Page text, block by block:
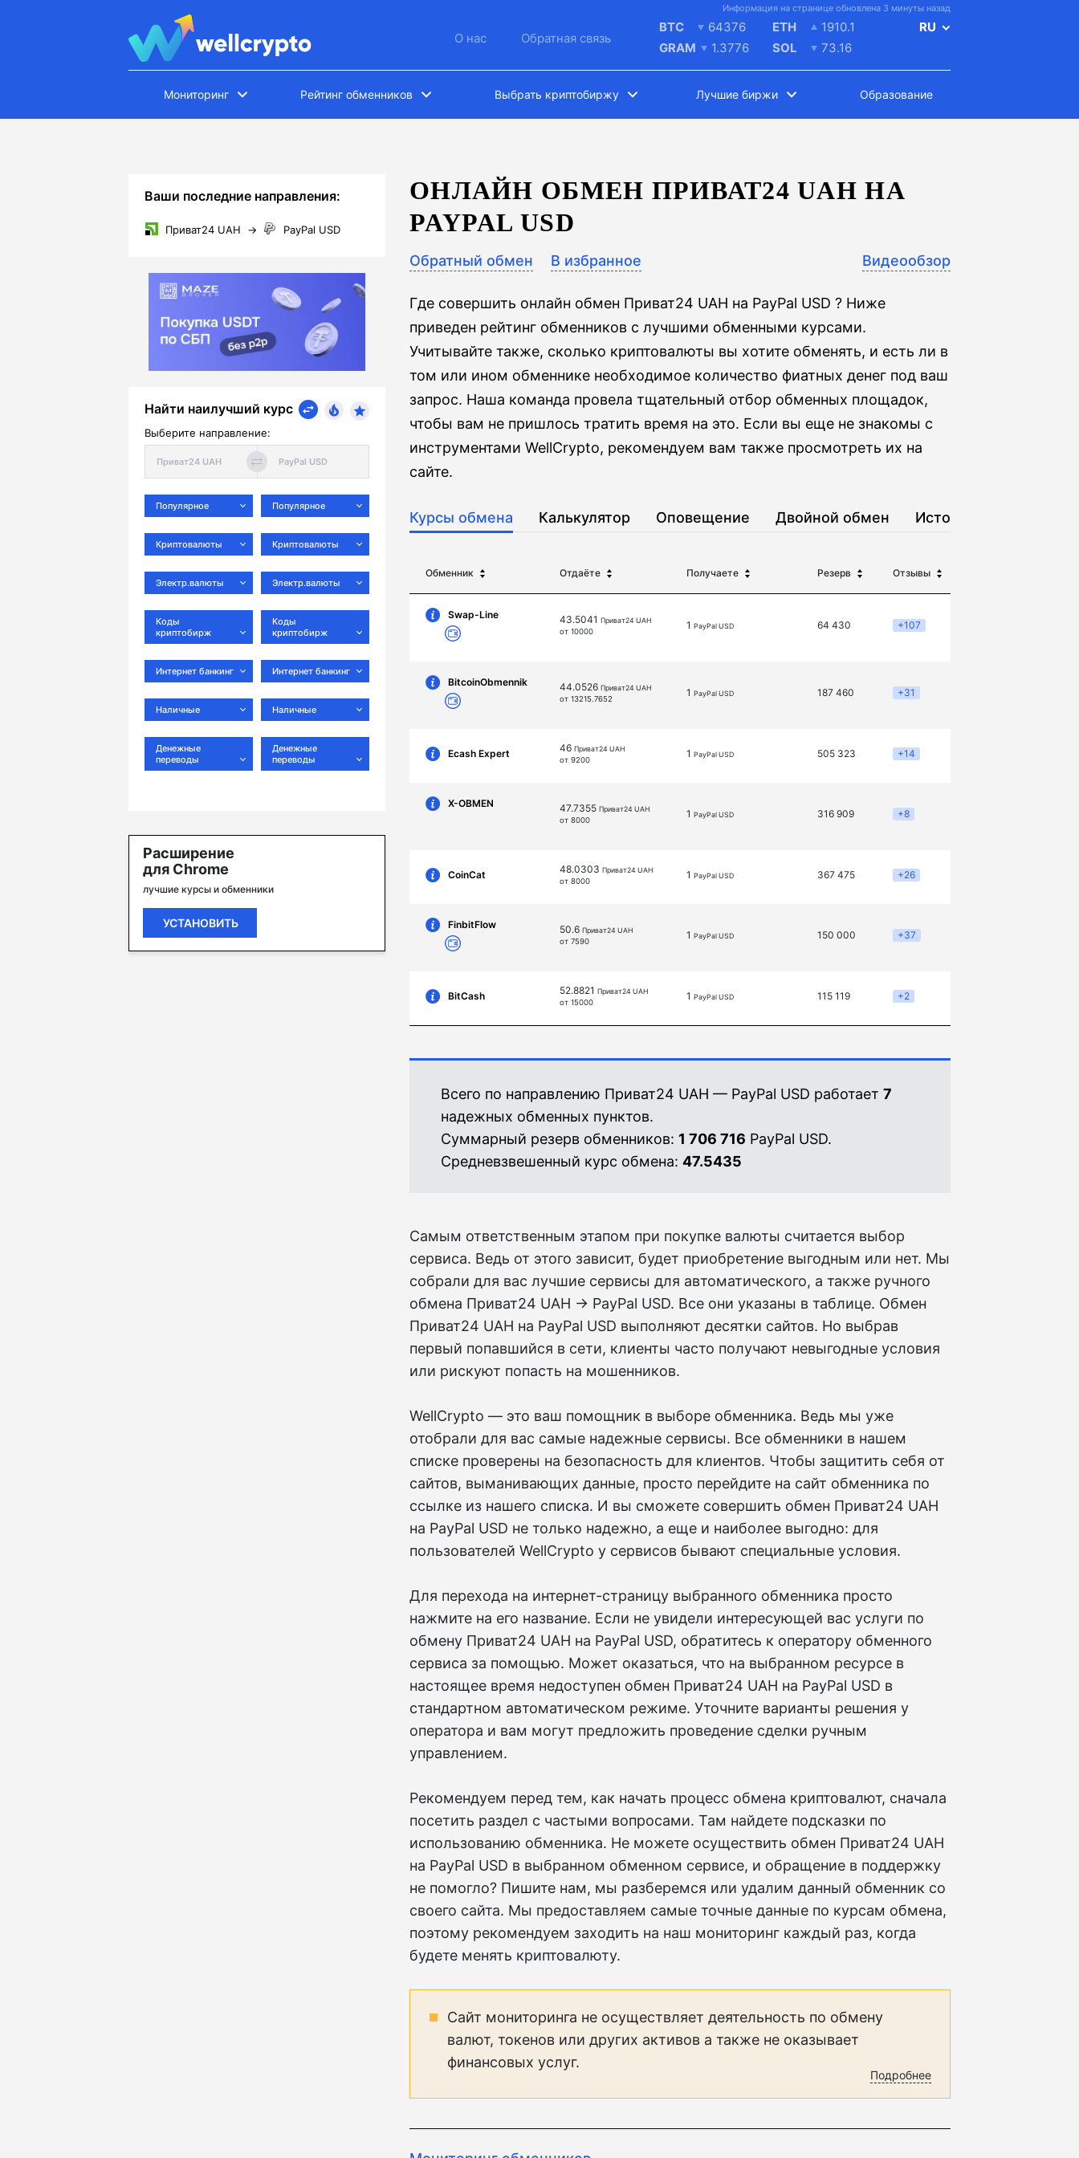
Информация на странице обновлена 3 минуты назад
О нас Обратная связь
BTC
64376
GRAM
1.3776
ETH
1910.1
SOL
73.16
RU
Мониторинг Рейтинг обменников Выбрать криптобиржу Лучшие биржи Образование
Ваши последние направления:
Приват24 UAH → PayPal USD
Найти наилучший курс
Выберите направление:
Популярное
Криптовалюты
Электр.валюты
Коды
криптобирж
Интернет банкинг
Наличные
Денежные
переводы
Популярное
Криптовалюты
Электр.валюты
Коды
криптобирж
Интернет банкинг
Наличные
Денежные
переводы
Расширение
для Chrome
лучшие курсы и обменники
УСТАНОВИТЬ
ОНЛАЙН ОБМЕН ПРИВАТ24 UAH НА
PAYPAL USD
Обратный обмен В избранное Видеообзор
Где совершить онлайн обмен Приват24 UAH на PayPal USD ? Ниже
приведен рейтинг обменников с лучшими обменными курсами.
Учитывайте также, сколько криптовалюты вы хотите обменять, и есть ли в
том или ином обменнике необходимое количество фиатных денег под ваш
запрос. Наша команда провела тщательный отбор обменных площадок,
чтобы вам не пришлось тратить время на это. Если вы еще не знакомы с
инструментами WellCrypto, рекомендуем вам также просмотреть их на
сайте.
Курсы обмена Калькулятор Оповещение Двойной обмен История
Обменник Отдаёте Получаете Резерв Отзывы
Swap-Line 43.5041 Приват24 UAH
от 10000
1 PayPal USD 64 430 +107
BitcoinObmennik 44.0526 Приват24 UAH
от 13215.7652
1 PayPal USD 187 460 +31
Ecash Expert 46 Приват24 UAH
от 9200
1 PayPal USD 505 323 +14
X-OBMEN 47.7355 Приват24 UAH
от 8000
1 PayPal USD 316 909 +8
CoinCat 48.0303 Приват24 UAH
от 8000
1 PayPal USD 367 475 +26
FinbitFlow 50.6 Приват24 UAH
от 7590
1 PayPal USD 150 000 +37
BitCash 52.8821 Приват24 UAH
от 15000
1 PayPal USD 115 119 +2
Всего по направлению Приват24 UAH — PayPal USD работает 7
надежных обменных пунктов.
Суммарный резерв обменников: 1 706 716 PayPal USD.
Средневзвешенный курс обмена: 47.5435
Самым ответственным этапом при покупке валюты считается выбор
сервиса. Ведь от этого зависит, будет приобретение выгодным или нет. Мы
собрали для вас лучшие сервисы для автоматического, а также ручного
обмена Приват24 UAH → PayPal USD. Все они указаны в таблице. Обмен
Приват24 UAH на PayPal USD выполняют десятки сайтов. Но выбрав
первый попавшийся в сети, клиенты часто получают невыгодные условия
или рискуют попасть на мошенников.
WellCrypto — это ваш помощник в выборе обменника. Ведь мы уже
отобрали для вас самые надежные сервисы. Все обменники в нашем
списке проверены на безопасность для клиентов. Чтобы защитить себя от
сайтов, выманивающих данные, просто перейдите на сайт обменника по
ссылке из нашего списка. И вы сможете совершить обмен Приват24 UAH
на PayPal USD не только надежно, а еще и наиболее выгодно: для
пользователей WellCrypto у сервисов бывают специальные условия.
Для перехода на интернет-страницу выбранного обменника просто
нажмите на его название. Если не увидели интересующей вас услуги по
обмену Приват24 UAH на PayPal USD, обратитесь к оператору обменного
сервиса за помощью. Может оказаться, что на выбранном ресурсе в
настоящее время недоступен обмен Приват24 UAH на PayPal USD в
стандартном автоматическом режиме. Уточните варианты решения у
оператора и вам могут предложить проведение сделки ручным
управлением.
Рекомендуем перед тем, как начать процесс обмена криптовалют, сначала
посетить раздел с частыми вопросами. Там найдете подсказки по
использованию обменника. Не можете осуществить обмен Приват24 UAH
на PayPal USD в выбранном обменном сервисе, и обращение в поддержку
не помогло? Пишите нам, мы разберемся или удалим данный обменник со
своего сайта. Мы предоставляем самые точные данные по курсам обмена,
поэтому рекомендуем заходить на наш мониторинг каждый раз, когда
будете менять криптовалюту.
Сайт мониторинга не осуществляет деятельность по обмену
валют, токенов или других активов а также не оказывает
финансовых услуг.
Подробнее